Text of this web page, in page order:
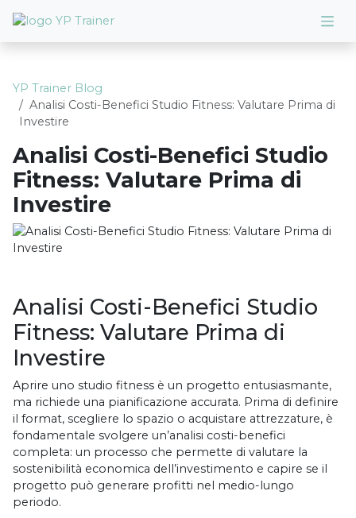
YP Trainer Blog
Analisi Costi-Benefici Studio Fitness: Valutare Prima di
Investire
Analisi Costi-Benefici Studio
Fitness: Valutare Prima di
Investire
Analisi Costi-Benefici Studio
Fitness: Valutare Prima di
Investire
Aprire uno studio fitness è un progetto entusiasmante,
ma richiede una pianificazione accurata. Prima di definire
il format, scegliere lo spazio o acquistare attrezzature, è
fondamentale svolgere un’analisi costi-benefici
completa: un processo che permette di valutare la
sostenibilità economica dell’investimento e capire se il
progetto può generare profitti nel medio-lungo
periodo.